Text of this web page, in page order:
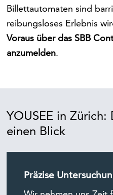
Billettautomaten sind
reibungsloses Erlebnis
Voraus über das SBB
anzumelden.
YOUSEE in
einen Blick
Präzise